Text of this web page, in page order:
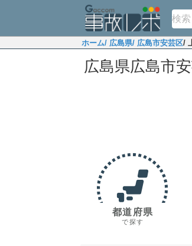
ホーム/ 広島県/ 広島市安芸区/
広島県広島市
都道府県
で探す